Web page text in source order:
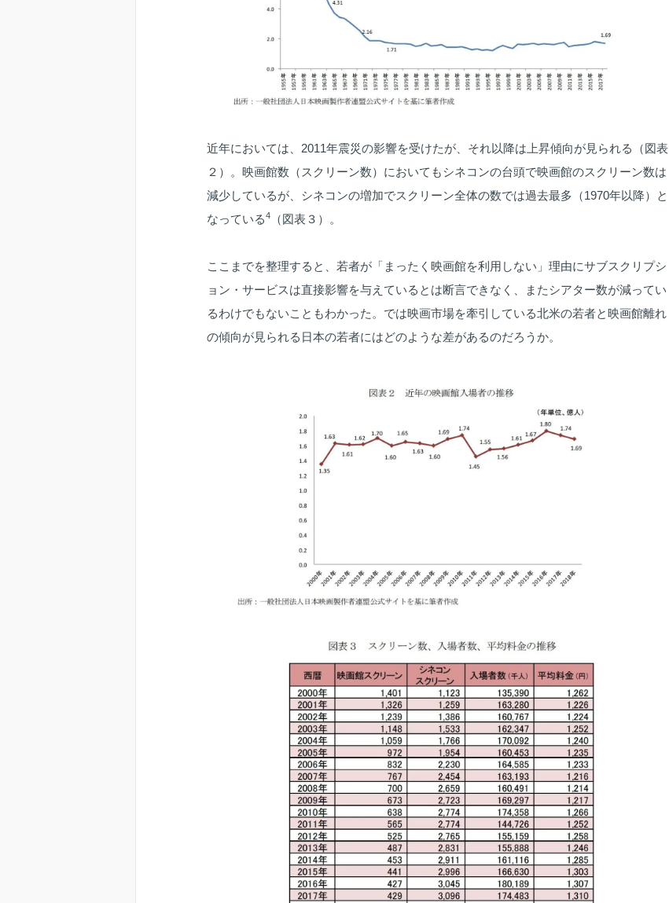
近年においては、2011年震災の影響を受けたが、それ以降は上昇傾向が見られる（図表
２）。映画館数（スクリーン数）においてもシネコンの台頭で映画館のスクリーン数は
減少しているが、シネコンの増加でスクリーン全体の数では過去最多（1970年以降）と
なっている4 （図表３）。
ここまでを整理すると、若者が「まったく映画館を利用しない」理由にサブスクリプシ
ョン・サービスは直接影響を与えているとは断言できなく、またシアター数が減ってい
るわけでもないこともわかった。では映画市場を牽引している北米の若者と映画館離れ
の傾向が見られる日本の若者にはどのような差があるのだろうか。